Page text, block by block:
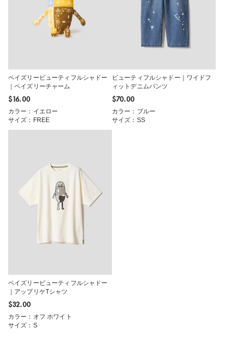
ペイズリービューティフルシャドー
｜ペイズリーチャーム
$‌16.00
カラー：イエロー
サイズ：FREE
ビューティフルシャドー｜ワイドフ
ィットデニムパンツ
$‌70.00
カラー：ブルー
サイズ：SS
ペイズリービューティフルシャドー
｜アップリケTシャツ
$‌32.00
カラー：オフ ホワイト
サイズ：S